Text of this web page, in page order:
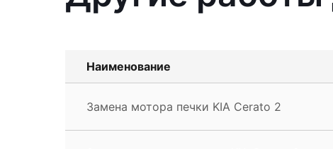
Наименование
Замена мотора печки KIA Cerato 2